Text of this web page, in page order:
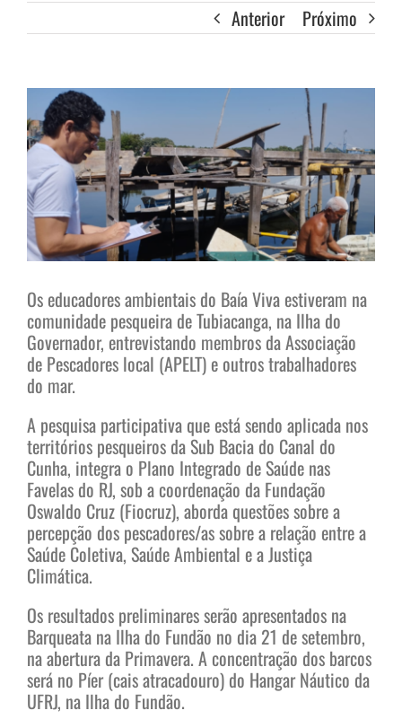
Anterior Próximo
View
Larger
Image
Os educadores ambientais do Baía Viva estiveram na
comunidade pesqueira de Tubiacanga, na Ilha do
Governador, entrevistando membros da Associação
de Pescadores local (APELT) e outros trabalhadores
do mar.
A pesquisa participativa que está sendo aplicada nos
territórios pesqueiros da Sub Bacia do Canal do
Cunha, integra o Plano Integrado de Saúde nas
Favelas do RJ, sob a coordenação da Fundação
Oswaldo Cruz (Fiocruz), aborda questões sobre a
percepção dos pescadores/as sobre a relação entre a
Saúde Coletiva, Saúde Ambiental e a Justiça
Climática.
Os resultados preliminares serão apresentados na
Barqueata na Ilha do Fundão no dia 21 de setembro,
na abertura da Primavera. A concentração dos barcos
será no Píer (cais atracadouro) do Hangar Náutico da
UFRJ, na Ilha do Fundão.